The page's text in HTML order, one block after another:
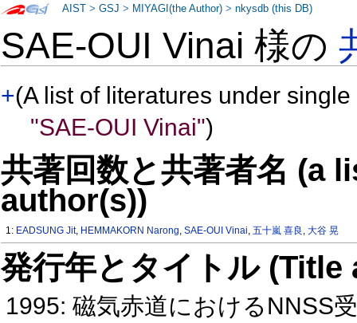
SAE-OUI Vinai 様の
+(A list of literatures under
"SAE-OUI Vinai")
共著回数と共著者名 (a
author(s))
1: EADSUNG Jit, HEMMAKORN Narong,SAE-OUI Vinai,五十嵐 喜良 ,大谷 晃
発行年とタイトル
1995: 磁気赤道におけるNNSS
AIST >GSJ > MIYAGI(the Author) >nkysdb (this DB)